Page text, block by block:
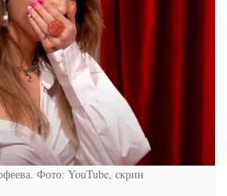
Фото: YouTube, скрин